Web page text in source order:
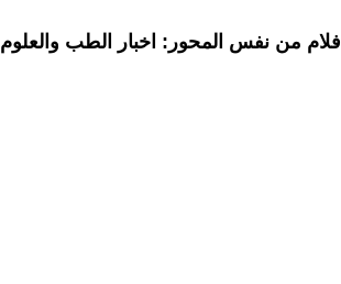
افلام من نفس المحور: اخبار الطب والعلوم